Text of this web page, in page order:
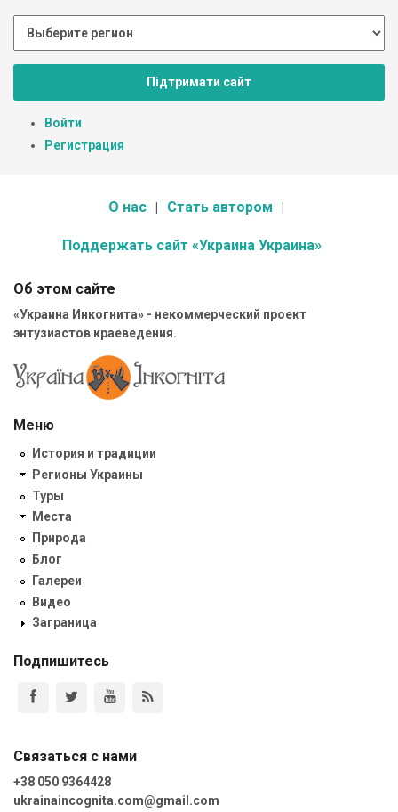
Підтримати сайт
Войти
Регистрация
О нас Стать автором
Поддержать сайт «Украина Украина»
Об этом сайте
«Украина Инкогнита» - некоммерческий проект
энтузиастов краеведения.
Меню
История и традиции
Регионы Украины
Туры
Места
Природа
Блог
Галереи
Видео
Заграница
Подпишитесь
Связаться с нами
+38 050 9364428
ukrainaincognita.com@gmail.com